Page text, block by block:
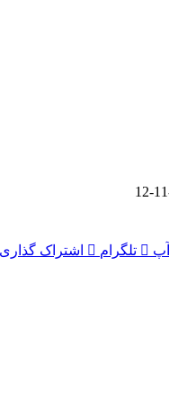
تلگرام اشتراک گذاری